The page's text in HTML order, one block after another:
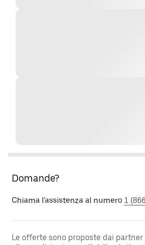
Domande?
Chiama l'assistenza al numero 1
Le offerte sono proposte dai